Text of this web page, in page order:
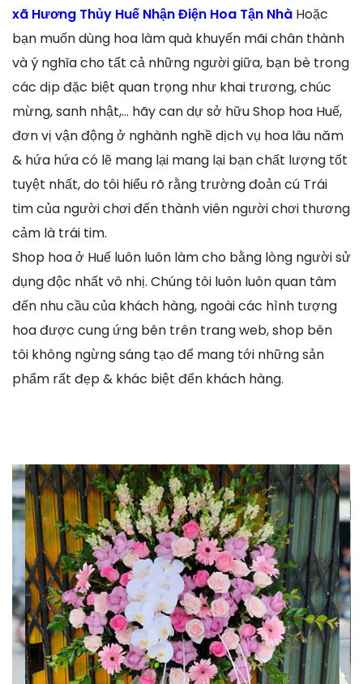
xã Hương Thủy Huế Nhận Điện Hoa Tận Nhà Hoặc
bạn muốn dùng hoa làm quà khuyến mãi chân thành
và ý nghĩa cho tất cả những người giữa, bạn bè trong
các dịp đặc biệt quan trọng như khai trương, chúc
mừng, sanh nhật,… hãy can dự sở hữu Shop hoa Huế,
đơn vị vận động ở nghành nghề dịch vụ hoa lâu năm
& hứa hứa có lẽ mang lại mang lại bạn chất lượng tốt
tuyệt nhất, do tôi hiểu rõ rằng trường đoản cú Trái
tim của người chơi đến thành viên người chơi thương
cảm là trái tim.
Shop hoa ở Huế luôn luôn làm cho bằng lòng người sử
dụng độc nhất vô nhị. Chúng tôi luôn luôn quan tâm
đến nhu cầu của khách hàng, ngoài các hình tượng
hoa được cung ứng bên trên trang web, shop bên
tôi không ngừng sáng tạo để mang tới những sản
phẩm rất đẹp & khác biệt đến khách hàng.